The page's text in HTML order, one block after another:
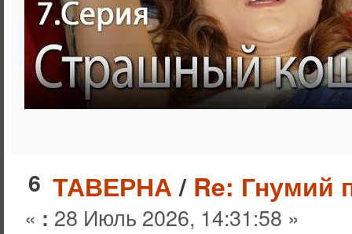
6 ТАВЕРНА/ Re: Гнумий
« : 28 Июль 2026, 14:31:58 »